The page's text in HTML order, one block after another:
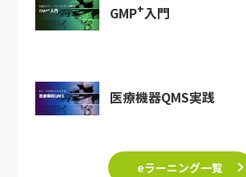
GMP+入門
医療機器QMS実践
eラーニング一覧